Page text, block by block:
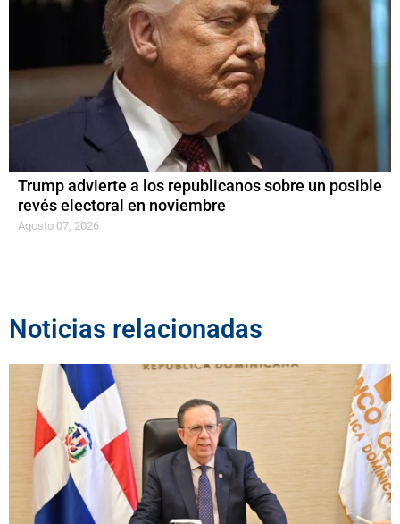
Trump advierte a los republicanos sobre un posible
revés electoral en noviembre
Agosto 07, 2026
Noticias relacionadas